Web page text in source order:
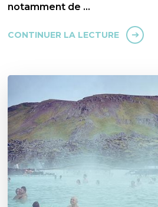
notamment de …
CONTINUER LA LECTURE